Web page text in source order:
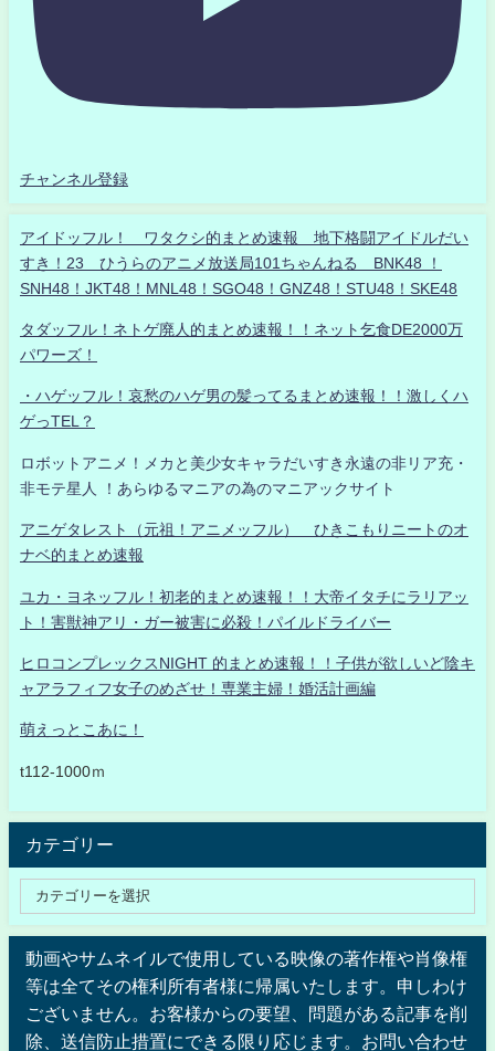
チャンネル登録
アイドッフル！ ワタクシ的まとめ速報 地下格闘アイドルだい
すき！23 ひうらのアニメ放送局101ちゃんねる BNK48 ！
SNH48！JKT48！MNL48！SGO48！GNZ48！STU48！SKE48
タダッフル！ネトゲ廃人的まとめ速報！！ネット乞食DE2000万
パワーズ！
・ハゲッフル！哀愁のハゲ男の髪ってるまとめ速報！！激しくハ
ゲっTEL？
ロボットアニメ！メカと美少女キャラだいすき永遠の非リア充・
非モテ星人 ！あらゆるマニアの為のマニアックサイト
アニゲタレスト（元祖！アニメッフル） ひきこもりニートのオ
ナベ的まとめ速報
ユカ・ヨネッフル！初老的まとめ速報！！大帝イタチにラリアッ
ト！害獣神アリ・ガー被害に必殺！パイルドライバー
ヒロコンプレックスNIGHT 的まとめ速報！！子供が欲しいど陰キ
ャアラフィフ女子のめざせ！専業主婦！婚活計画編
萌えっとこあに！
t112-1000ｍ
カテゴリー
動画やサムネイルで使用している映像の著作権や肖像権
等は全てその権利所有者様に帰属いたします。申しわけ
ございません。お客様からの要望、問題がある記事を削
除、送信防止措置にできる限り応じます。お問い合わせ